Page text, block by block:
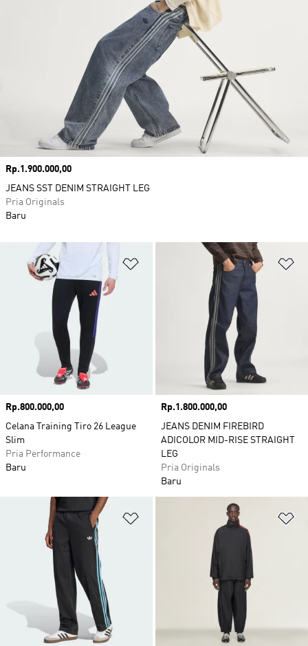
Tambahkan ke Wishlist
Harga
Rp.800.000,00
Celana Training Tiro 26 League
Slim
Pria Performance
Baru
Harga
Rp.1.800.000,00
JEANS DENIM FIREBIRD
ADICOLOR MID-RISE STRAIGHT
LEG
Pria Originals
Baru
Tambahkan ke Wishlist
Harga
Rp.1.900.000,00
JEANS SST DENIM STRAIGHT LEG
Pria Originals
Baru